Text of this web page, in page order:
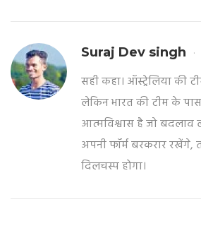
Suraj Dev singh
सही कहा। ऑस्ट्रेलिया की
लेकिन भारत की टीम के पास
आत्मविश्वास है जो बदलाव
अपनी फॉर्म बरकरार
दिलचस्प होगा।